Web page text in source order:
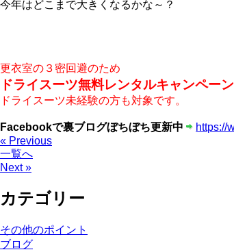
今年はどこまで大きくなるかな～？
更衣室の３密回避のため
ドライスーツ無料レンタルキャンペー
ドライスーツ未経験の方も対象です。
Facebookで裏ブログぼちぼち更新中
https://
« Previous
一覧へ
Next »
カテゴリー
その他のポイント
ブログ